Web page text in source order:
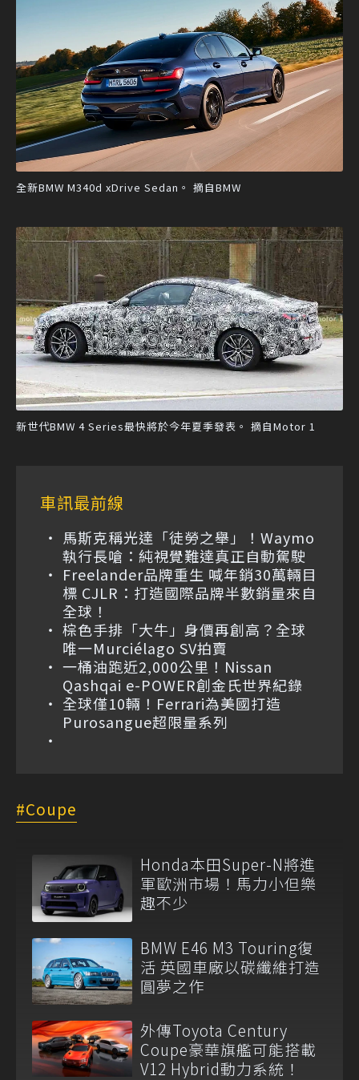
全新BMW M340d xDrive Sedan。 摘自BMW
新世代BMW 4 Series最快將於今年夏季發表。 摘自Motor 1
車訊最前線
馬斯克稱光達「徒勞之舉」！Waymo
執行長嗆：純視覺難達真正自動駕駛
Freelander品牌重生 喊年銷30萬輛目
標 CJLR：打造國際品牌半數銷量來自
全球！
棕色手排「大牛」身價再創高？全球
唯一Murciélago SV拍賣
一桶油跑近2,000公里！Nissan
Qashqai e-POWER創金氏世界紀錄
全球僅10輛！Ferrari為美國打造
Purosangue超限量系列
Coupe
Honda本田Super-N將進
軍歐洲市場！馬力小但樂
趣不少
BMW E46 M3 Touring復
活 英國車廠以碳纖維打造
圓夢之作
外傳Toyota Century
Coupe豪華旗艦可能搭載
V12 Hybrid動力系統！